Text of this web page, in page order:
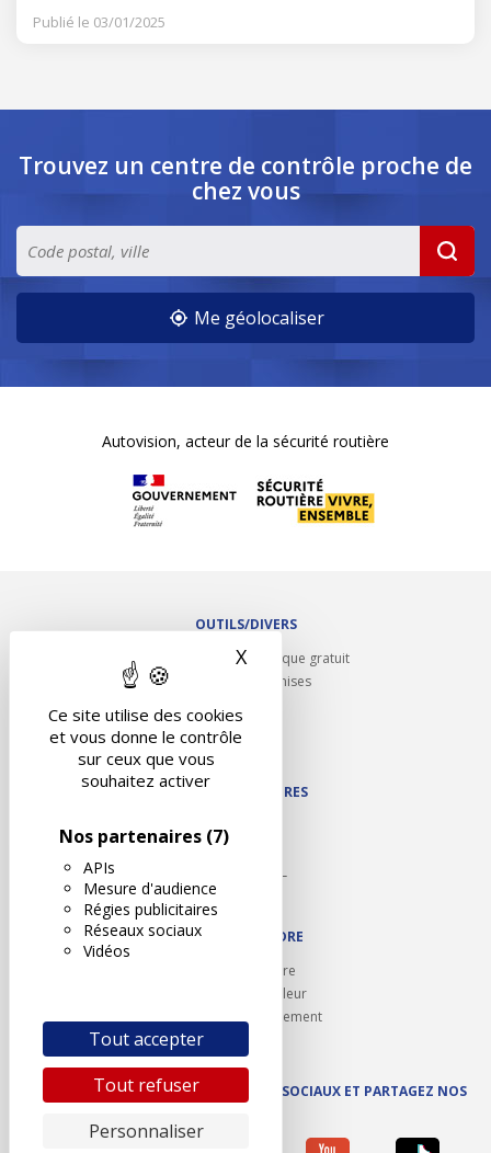
Ce site utilise des cookies
et vous donne le contrôle
sur ceux que vous
souhaitez activer
Nos partenaires (7)
APIs
Mesure d'audience
Régies publicitaires
Réseaux sociaux
Vidéos
Tout accepter
Tout refuser
Personnaliser
X Masquer le bandeau des
Publié le 03/01/2025
Trouvez un centre de contrôle proche de
chez vous
Me géolocaliser
Autovision, acteur de la sécurité routière
OUTILS/DIVERS
Rappel contrôle technique gratuit
Partenariats/Remises
Contact
NOS PARTENAIRES
Autodidact
Karoil
Autovision PL
Motovision
NOUS REJOINDRE
Ouvrir un centre
Devenez contrôleur
Carrières et recrutement
SUIVEZ AUTOVISION SUR LES RÉSEAUX SOCIAUX ET PARTAGEZ NOS